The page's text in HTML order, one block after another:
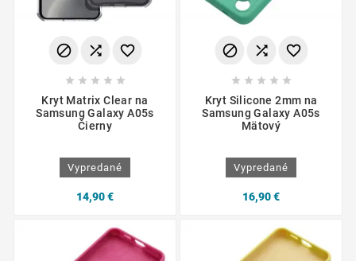
  
    
Kryt Matrix Clear na
Samsung Galaxy A05s
Čierny
Vypredané
14,90 €
  
    
Kryt Silicone 2mm na
Samsung Galaxy A05s
Mätový
Vypredané
16,90 €